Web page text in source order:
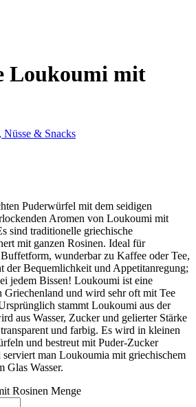
Loukoumi mit
Nüsse & Snacks
Puderwürfel mit dem seidigen
Aromen von Loukoumi mit
sind traditionelle griechische
mit ganzen Rosinen. Ideal für
wunderbar zu Kaffee oder Tee,
der Bequemlichkeit und Appetitanregung;
jedem Bissen! Loukoumi ist eine
Griechenland und wird sehr oft mit Tee
stammt Loukoumi aus der
aus Wasser, Zucker und gelierter Stärke
und farbig. Es wird in kleinen
und bestreut mit Puder-Zucker
man Loukoumia mit griechischem
Glas Wasser.
Rosinen Menge